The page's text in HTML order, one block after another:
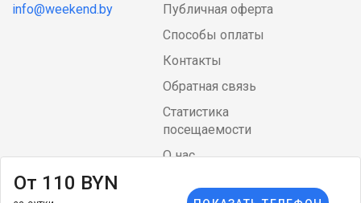
От 110 BYN
info@weekend.by
Публичная оферта
Способы оплаты
Контакты
Обратная связь
Статистика
посещаемости
О нас